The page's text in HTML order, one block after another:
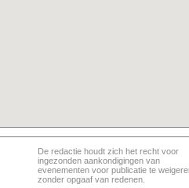
De redactie houdt zich het recht voor
ingezonden aankondigingen van
evenementen voor publicatie te
zonder opgaaf van redenen.